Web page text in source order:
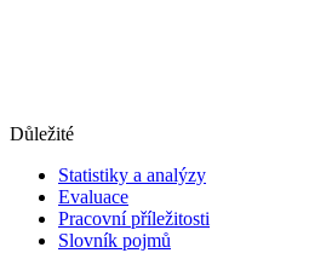
Důležité
Statistiky a analýzy
Evaluace
Pracovní příležitosti
Slovník pojmů